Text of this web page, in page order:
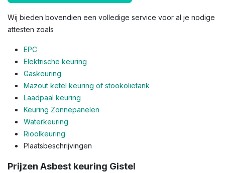
Wij bieden bovendien een volledige service voor al je nodige
attesten zoals
EPC
Elektrische keuring
Gaskeuring
Mazout ketel keuring of stookolietank
Laadpaal keuring
Keuring Zonnepanelen
Waterkeuring
Rioolkeuring
Plaatsbeschrijvingen
Prijzen Asbest keuring Gistel